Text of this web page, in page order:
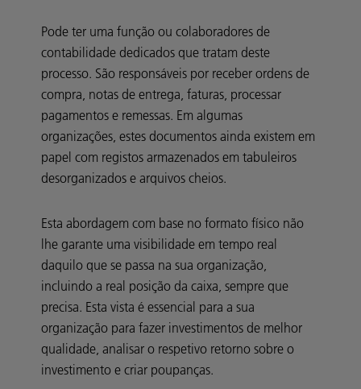
Pode ter uma função ou colaboradores de
contabilidade dedicados que tratam deste
processo. São responsáveis por receber ordens de
compra, notas de entrega, faturas, processar
pagamentos e remessas. Em algumas
organizações, estes documentos ainda existem em
papel com registos armazenados em tabuleiros
desorganizados e arquivos cheios.
Esta abordagem com base no formato físico não
lhe garante uma visibilidade em tempo real
daquilo que se passa na sua organização,
incluindo a real posição da caixa, sempre que
precisa. Esta vista é essencial para a sua
organização para fazer investimentos de melhor
qualidade, analisar o respetivo retorno sobre o
investimento e criar poupanças.